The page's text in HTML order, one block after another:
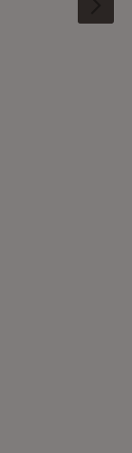
4 5 6
Kachel: 7